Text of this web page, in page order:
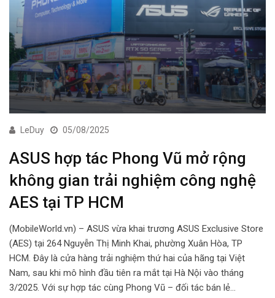
LeDuy 05/08/2025
ASUS hợp tác Phong Vũ mở rộng
không gian trải nghiệm công nghệ
AES tại TP HCM
(MobileWorld.vn) – ASUS vừa khai trương ASUS Exclusive Store
(AES) tại 264 Nguyễn Thị Minh Khai, phường Xuân Hòa, TP
HCM. Đây là cửa hàng trải nghiệm thứ hai của hãng tại Việt
Nam, sau khi mô hình đầu tiên ra mắt tại Hà Nội vào tháng
3/2025. Với sự hợp tác cùng Phong Vũ – đối tác bán lẻ…